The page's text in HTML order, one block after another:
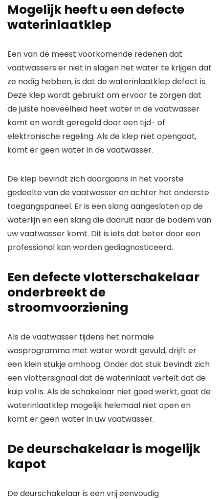
Mogelijk heeft u een defecte
waterinlaatklep
Een van de meest voorkomende redenen dat
vaatwassers er niet in slagen het water te krijgen dat
ze nodig hebben, is dat de waterinlaatklep defect is.
Deze klep wordt gebruikt om ervoor te zorgen dat
de juiste hoeveelheid heet water in de vaatwasser
komt en wordt geregeld door een tijd- of
elektronische regeling. Als de klep niet opengaat,
komt er geen water in de vaatwasser.
De klep bevindt zich doorgaans in het voorste
gedeelte van de vaatwasser en achter het onderste
toegangspaneel. Er is een slang aangesloten op de
waterlijn en een slang die daaruit naar de bodem van
uw vaatwasser komt. Dit is iets dat beter door een
professional kan worden gediagnosticeerd.
Een defecte vlotterschakelaar
onderbreekt de
stroomvoorziening
Als de vaatwasser tijdens het normale
wasprogramma met water wordt gevuld, drijft er
een klein stukje omhoog. Onder dat stuk bevindt zich
een vlottersignaal dat de waterinlaat vertelt dat de
kuip vol is. Als de schakelaar niet goed werkt, gaat de
waterinlaatklep mogelijk helemaal niet open en
komt er geen water in uw vaatwasser.
De deurschakelaar is mogelijk
kapot
De deurschakelaar is een vrij eenvoudig